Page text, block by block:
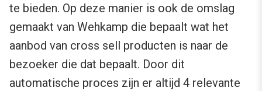
te bieden. Op deze manier is ook de omslag
gemaakt van Wehkamp die bepaalt wat het
aanbod van cross sell producten is naar de
bezoeker die dat bepaalt. Door dit
automatische proces zijn er altijd 4 relevante